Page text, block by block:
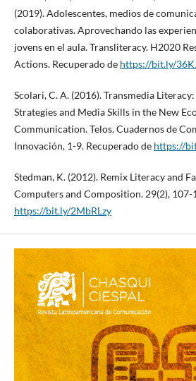
(2019). Adolescentes, medios de
colaborativas. Aprovechando las
jovens en el aula. Transliteracy. H2020
Actions. Recuperado de https://bit.ly/
Scolari, C. A. (2016). Transmedia
Strategies and Media Skills in the New
Communication. Telos. Cuadernos de
Innovación, 1-9. Recuperado de https://
Stedman, K. (2012). Remix Literacy and
Computers and Composition. 29(2), 107-
https://bit.ly/2MbRLzy